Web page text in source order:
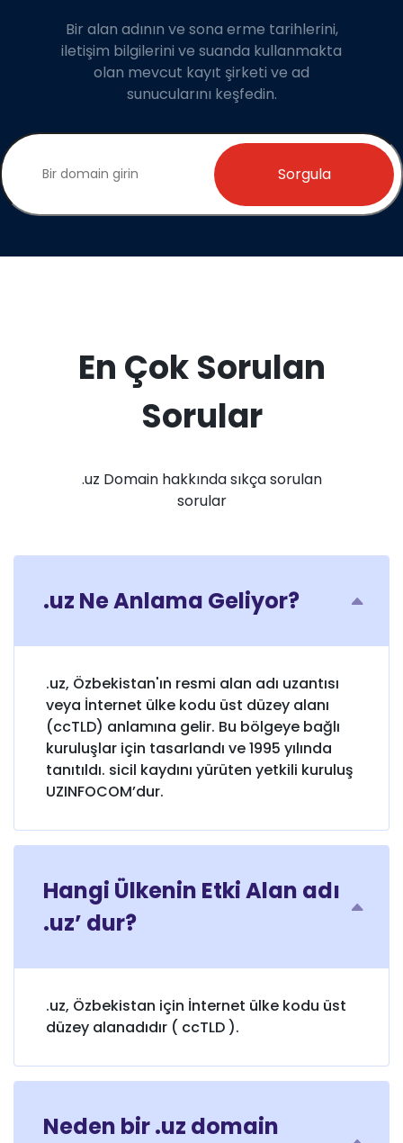
Bir alan adının ve sona erme tarihlerini,
iletişim bilgilerini ve suanda kullanmakta
olan mevcut kayıt şirketi ve ad
sunucularını keşfedin.
Sorgula
En Çok Sorulan
Sorular
.uz Domain hakkında sıkça sorulan
sorular
.uz Ne Anlama Geliyor?
.uz, Özbekistan'ın resmi alan adı uzantısı
veya İnternet ülke kodu üst düzey alanı
(ccTLD) anlamına gelir. Bu bölgeye bağlı
kuruluşlar için tasarlandı ve 1995 yılında
tanıtıldı. sicil kaydını yürüten yetkili kuruluş
UZINFOCOM’dur.
Hangi Ülkenin Etki Alan adı
.uz’ dur?
.uz, Özbekistan için İnternet ülke kodu üst
düzey alanadıdır ( ccTLD ).
Neden bir .uz domain